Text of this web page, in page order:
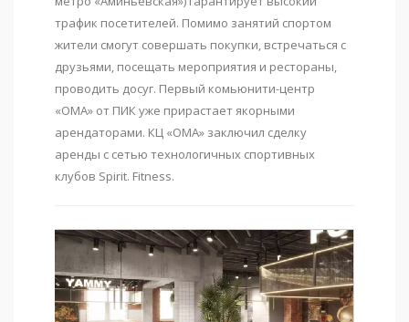
трафик посетителей. Помимо занятий спортом
жители смогут совершать покупки, встречаться с
друзьями, посещать мероприятия и рестораны,
проводить досуг. Первый комьюнити-центр
«ОМА» от ПИК уже прирастает якорными
арендаторами. КЦ «ОМА» заключил сделку
аренды с сетью технологичных спортивных
клубов Spirit. Fitness.